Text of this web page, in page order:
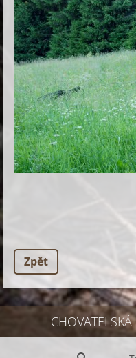
Zpět
CHOVATELSKÁ